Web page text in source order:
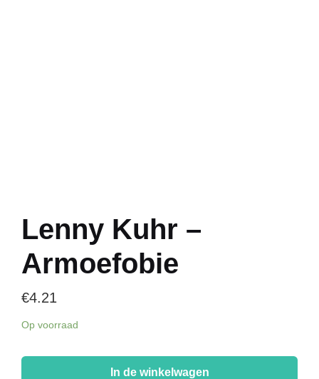
Lenny Kuhr –
Armoefobie
€4.21
Op voorraad
Lenny
In de winkelwagen